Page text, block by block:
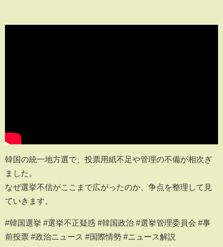
韓国の統一地方選で、投票用紙不足や管理の不備が相次ぎ
ました。
なぜ選挙不信がここまで広がったのか、争点を整理して見
ていきます。
#韓国選挙 #選挙不正疑惑 #韓国政治 #選挙管理委員会 #事
前投票 #政治ニュース #国際情勢 #ニュース解説